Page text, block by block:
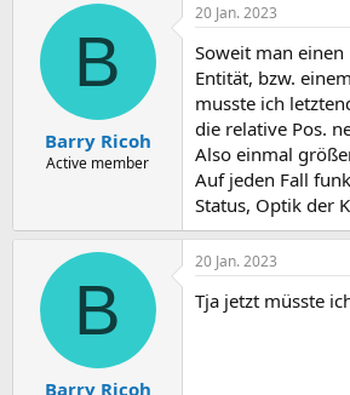
B
Barry Ricoh
Active member
20 Jan. 2023
Soweit man
Entität, bzw.
musste ich
die relative Pos.
Also einmal
Auf jeden Fall
Status, Optik der
B
Barry Ricoh
20 Jan. 2023
Tja jetzt müsste